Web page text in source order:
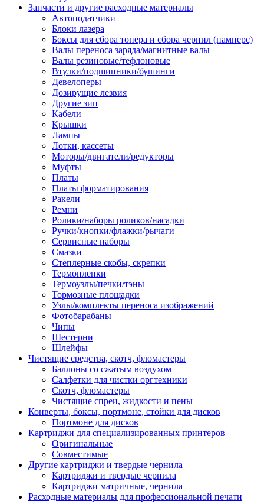
медных проводников
din 46236
Наконечник-гильза для медных
проводников
Пружина постоянного давления
Сжим ответвительный,
Ящик для хранения инструмента и
Анкер болтовой
Болт анкерный
Болт с т-образной головкой
Болт с шестигранной головкой
Винт с кольцом
Гайка длинная
Гайка скользящая
Гайка стопорная
Лента монтажная
Основание монтажное для
стяжек и элементов
Растворитель
Саморез
Саморез по дереву
Скоба такелажная, шакл
Стержень резьбовой
Хомут резьбовой u-образной
(стремянка)
Шайба
Шпилька резьбовая
Запчасти и другие расходные материалы
Автоподатчики
Блоки лазера
Боксы для сбора тонера и сбора чернил (памперс)
Валы переноса заряда/магнитные валы
Валы резиновые/тефлоновые
Втулки/подшипники/бушинги
Девелоперы
Дозирущие лезвия
Другие зип
Кабели
Крышки
Лампы
Лотки, кассеты
Моторы/двигатели/редукторы
Муфты
Платы
Платы форматирования
Ракели
Ремни
Ролики/наборы роликов/насадки
Ручки/кнопки/флажки/рычаги
Сервисные наборы
Смазки
Степлерные скобы, скрепки
Термопленки
Термоузлы/печки/тэны
Тормозные площадки
Узлы/комплекты переноса изображений
Фотобарабаны
Чипы
Шестерни
Шлейфы
Чистящие средства, скотч, фломастеры
Баллоны со сжатым воздухом
Салфетки для чистки оргтехники
Скотч, фломастеры
Чистящие спреи, жидкости и пены
Конверты, боксы, портмоне, стойки для дисков
Портмоне для дисков
Картриджи для специализированных принтеров
Оригинальные
Совместимые
Другие картриджи и твердые чернила
Картриджи и твердые чернила
Картриджи матричные, чернила
Расходные материалы для профессиональной печати